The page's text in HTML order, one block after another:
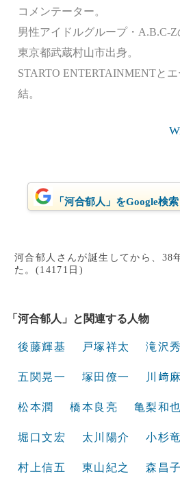
コメンテーター。
男性アイドルグループ・A.B.C-Z
東京都武蔵村山市出身。
STARTO ENTERTAINMENTと
結。
「河合郁人」をGoogle検索
河合郁人さんが誕生してから、38
た。(14171日)
「河合郁人」と関連する人物
後藤輝基 戸塚祥太 滝沢
五関晃一 塚田僚一 川﨑
松本潤 橋本良亮 亀梨和也
堀口文宏 太川陽介 小杉
村上信五 東山紀之 森昌子